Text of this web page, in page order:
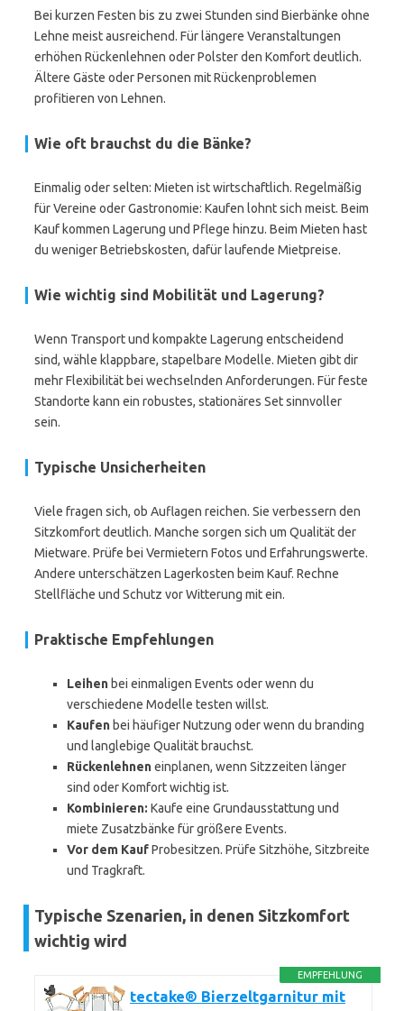
Bei kurzen Festen bis zu zwei Stunden sind Bierbänke ohne
Lehne meist ausreichend. Für längere Veranstaltungen
erhöhen Rückenlehnen oder Polster den Komfort deutlich.
Ältere Gäste oder Personen mit Rückenproblemen
profitieren von Lehnen.
Wie oft brauchst du die Bänke?
Einmalig oder selten: Mieten ist wirtschaftlich. Regelmäßig
für Vereine oder Gastronomie: Kaufen lohnt sich meist. Beim
Kauf kommen Lagerung und Pflege hinzu. Beim Mieten hast
du weniger Betriebskosten, dafür laufende Mietpreise.
Wie wichtig sind Mobilität und Lagerung?
Wenn Transport und kompakte Lagerung entscheidend
sind, wähle klappbare, stapelbare Modelle. Mieten gibt dir
mehr Flexibilität bei wechselnden Anforderungen. Für feste
Standorte kann ein robustes, stationäres Set sinnvoller
sein.
Typische Unsicherheiten
Viele fragen sich, ob Auflagen reichen. Sie verbessern den
Sitzkomfort deutlich. Manche sorgen sich um Qualität der
Mietware. Prüfe bei Vermietern Fotos und Erfahrungswerte.
Andere unterschätzen Lagerkosten beim Kauf. Rechne
Stellfläche und Schutz vor Witterung mit ein.
Praktische Empfehlungen
Leihen bei einmaligen Events oder wenn du
verschiedene Modelle testen willst.
Kaufen bei häufiger Nutzung oder wenn du branding
und langlebige Qualität brauchst.
Rückenlehneneinplanen, wenn Sitzzeiten länger
sind oder Komfort wichtig ist.
Kombinieren: Kaufe eine Grundausstattung und
miete Zusatzbänke für größere Events.
Vor dem KaufProbesitzen. Prüfe Sitzhöhe, Sitzbreite
und Tragkraft.
Typische Szenarien, in denen Sitzkomfort
wichtig wird
EMPFEHLUNG
tectake® Bierzeltgarnitur mit